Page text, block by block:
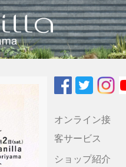
オンライン接
客サービス
ショップ紹介